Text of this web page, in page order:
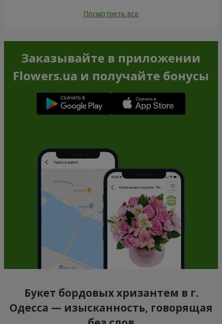
Посмотреть все
Заказывайте в приложении
Flowers.ua и получайте бонусы
Букет бордовых хризантем в г.
Одесса — изысканность, говорящая